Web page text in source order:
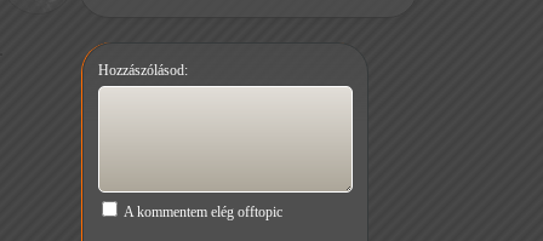
Hozzászólásod:
A kommentem elég offtopic